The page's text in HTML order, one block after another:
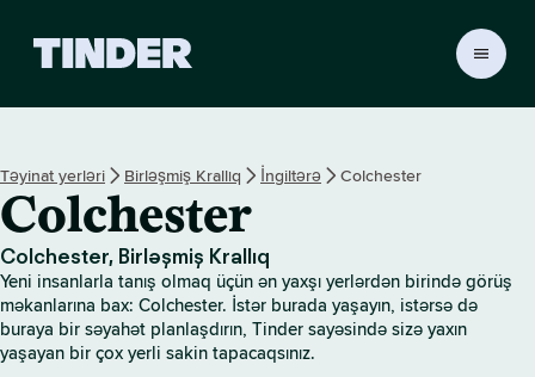
r
o
m
e
Təyinat yerləri Birləşmiş Krallıq İngiltərə Colchester
Colchester
Colchester, Birləşmiş Krallıq
Yeni insanlarla tanış olmaq üçün ən yaxşı yerlərdən birində görüş
məkanlarına bax: Colchester. İstər burada yaşayın, istərsə də
buraya bir səyahət planlaşdırın, Tinder sayəsində sizə yaxın
yaşayan bir çox yerli sakin tapacaqsınız.